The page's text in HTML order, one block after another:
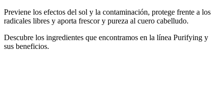
Previene los efectos del sol y la contaminación, protege frente a los
radicales libres y aporta frescor y pureza al cuero cabelludo.
Descubre los ingredientes que encontramos en la línea Purifying y
sus beneficios.